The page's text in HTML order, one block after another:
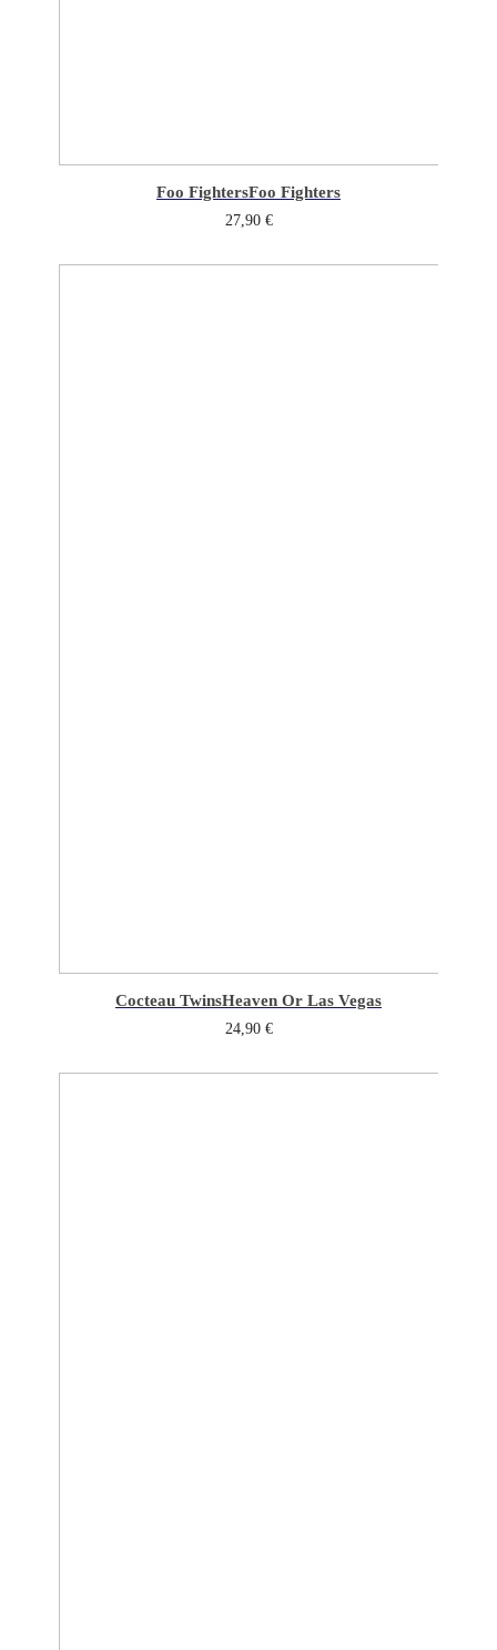
Foo FightersFoo Fighters
27,90 €
Cocteau TwinsHeaven Or Las Vegas
24,90 €